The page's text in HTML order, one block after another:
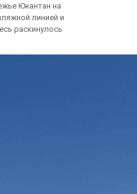
Юкантан на
линией и
раскинулось